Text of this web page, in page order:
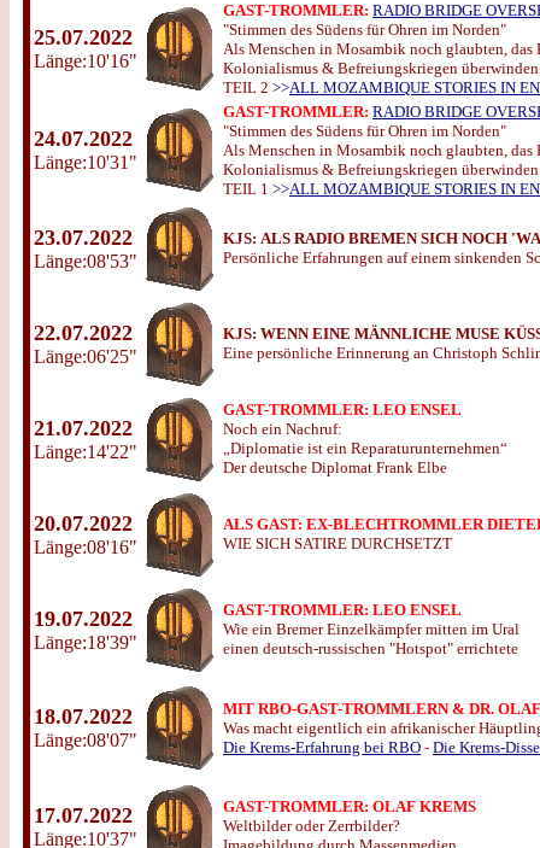
25.07.2022
Länge:10'16"
GAST-TROMMLER: RADIO BRIDGE
"Stimmen des Südens für Ohren im Norden"
Als Menschen in Mosambik noch glaubten, das
Kolonialismus & Befreiungskriegen
TEIL 2 >>ALL MOZAMBIQUE STORIES IN
24.07.2022
Länge:10'31"
GAST-TROMMLER: RADIO BRIDGE
"Stimmen des Südens für Ohren im Norden"
Als Menschen in Mosambik noch glaubten, das
Kolonialismus & Befreiungskriegen
TEIL 1 >>ALL MOZAMBIQUE STORIES IN
23.07.2022
Länge:08'53"
KJS: ALS RADIO BREMEN SICH NOCH
Persönliche Erfahrungen auf einem sinkenden
22.07.2022
Länge:06'25"
KJS: WENN EINE MÄNNLICHE MUSE
Eine persönliche Erinnerung an Christoph
21.07.2022
Länge:14'22"
GAST-TROMMLER: LEO ENSEL
Noch ein Nachruf:
„Diplomatie ist ein Reparaturunternehmen“
Der deutsche Diplomat Frank Elbe
20.07.2022
Länge:08'16"
ALS GAST: EX-BLECHTROMMLER
WIE SICH SATIRE DURCHSETZT
19.07.2022
Länge:18'39"
GAST-TROMMLER: LEO ENSEL
Wie ein Bremer Einzelkämpfer mitten im Ural
einen deutsch-russischen "Hotspot" errichtete
18.07.2022
Länge:08'07"
MIT RBO-GAST-TROMMLERN & DR.
Was macht eigentlich ein afrikanischer
Die Krems-Erfahrung bei RBO - Die Krems-
17.07.2022
Länge:10'37"
GAST-TROMMLER: OLAF KREMS
Weltbilder oder Zerrbilder?